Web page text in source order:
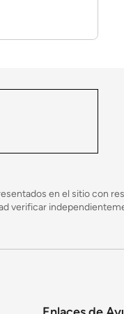
constructor por medio de una
brochure o un tour virtual o
en el sitio con
verificar